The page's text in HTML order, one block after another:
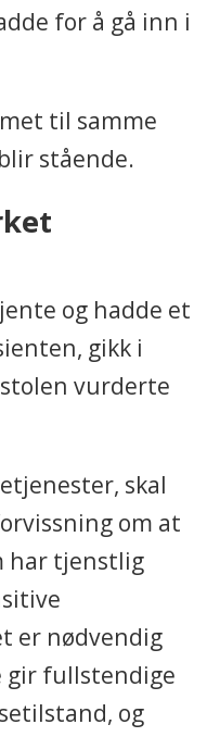
for å gå inn i
til samme
stående.
og hadde et
gikk i
vurderte
skal
om at
har tjenstlig
er nødvendig
gir fullstendige
og